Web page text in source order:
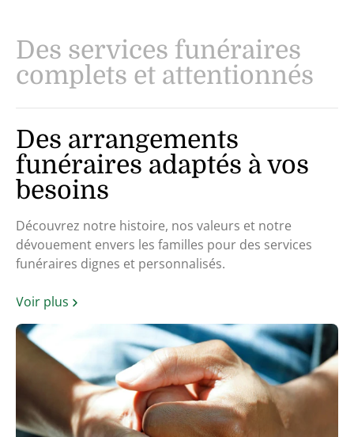
Des services funéraires
complets et attentionnés
Des arrangements
funéraires adaptés à vos
besoins
Découvrez notre histoire, nos valeurs et notre
dévouement envers les familles pour des services
funéraires dignes et personnalisés.
Voir plus